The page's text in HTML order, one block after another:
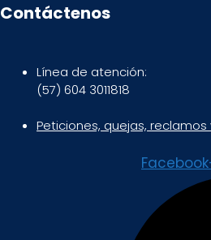
Contáctenos
Línea de atención:
(57) 604 3011818
Peticiones, quejas,